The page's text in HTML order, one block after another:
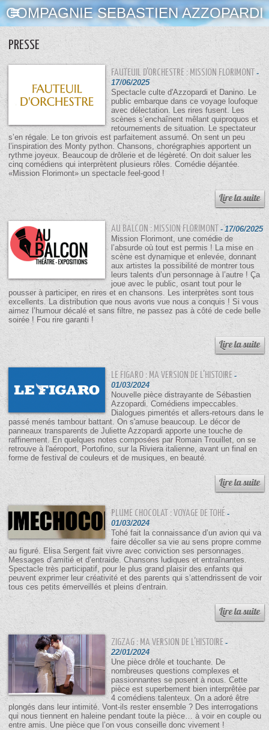
COMPAGNIE SEBASTIEN AZZOPARDI
PRESSE
FAUTEUIL D'ORCHESTRE : MISSION FLORIMONT -
17/06/2025
Spectacle culte d'Azzopardi et Danino. Le
public embarque dans ce voyage loufoque
avec délectation. Les rires fusent. Les
scènes s’enchaînent mêlant quiproquos et
retournements de situation. Le spectateur
s’en régale. Le ton grivois est parfaitement assumé. On sent un peu
l’inspiration des Monty python. Chansons, chorégraphies apportent un
rythme joyeux. Beaucoup de drôlerie et de légèreté. On doit saluer les
cinq comédiens qui interprètent plusieurs rôles. Comédie déjantée.
«Mission Florimont» un spectacle feel-good !
AU BALCON : MISSION FLORIMONT - 17/06/2025
Mission Florimont, une comédie de
l’absurde où tout est permis ! La mise en
scène est dynamique et enlevée, donnant
aux artistes la possibilité de montrer tous
leurs talents d’un personnage à l’autre ! Ça
joue avec le public, osant tout pour le
pousser à participer, en rires et en chansons. Les interprètes sont tous
excellents. La distribution que nous avons vue nous a conquis ! Si vous
aimez l’humour décalé et sans filtre, ne passez pas à côté de cede belle
soirée ! Fou rire garanti !
LE FIGARO : MA VERSION DE L'HISTOIRE -
01/03/2024
Nouvelle pièce distrayante de Sébastien
Azzopardi. Comédiens impeccables.
Dialogues pimentés et allers-retours dans le
passé menés tambour battant. On s'amuse beaucoup. Le décor de
panneaux transparents de Juliette Azzopardi apporte une touche de
raffinement. En quelques notes composées par Romain Trouillet, on se
retrouve à l'aéroport, Portofino, sur la Riviera italienne, avant un final en
forme de festival de couleurs et de musiques, en beauté.
PLUME CHOCOLAT : VOYAGE DE TOHÉ -
01/03/2024
Tohé fait la connaissance d’un avion qui va
faire décoller sa vie au sens propre comme
au figuré. Elisa Sergent fait vivre avec conviction ses personnages.
Messages d’amitié et d’entraide. Chansons ludiques et entraînantes.
Spectacle très participatif, pour le plus grand plaisir des enfants qui
peuvent exprimer leur créativité et des parents qui s’attendrissent de voir
tous ces petits émerveillés et pleins d’entrain.
ZIGZAG : MA VERSION DE L'HISTOIRE -
22/01/2024
Une pièce drôle et touchante. De
nombreuses questions complexes et
passionnantes se posent à nous. Cette
pièce est superbement bien interprêtée par
4 comédiens talenteux. On a adoré être
plongés dans leur intimité. Vont-ils rester ensemble ? Des interrogations
qui nous tiennent en haleine pendant toute la pièce… à voir en couple ou
entre amis. Une pièce que l’on vous conseille donc vivement !